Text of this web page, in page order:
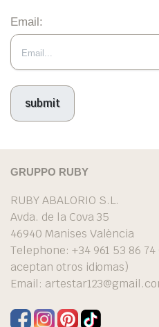
Email:
GRUPPO RUBY
RUBY ABALORIO S.L.
Avda. de la Cova 35
46940 Manises València
Telephone: +34 961 53 86
aceptan otros idiomas)
Email: